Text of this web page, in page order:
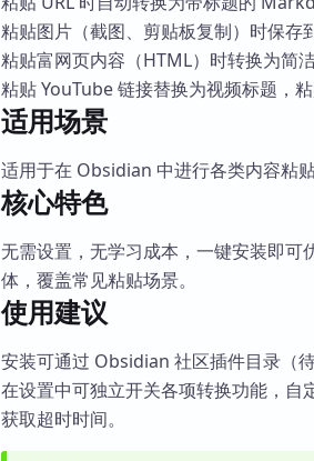
粘贴图片（截图、剪贴板复制）时保存
粘贴富网页内容（HTML）时转换为简
粘贴 YouTube 链接替换为视频标题，
适用场景
适用于在 Obsidian 中进行各类内容粘
核心特色
无需设置，无学习成本，一键安装即可
体，覆盖常见粘贴场景。
使用建议
安装可通过 Obsidian 社区插件目录（
在设置中可独立开关各项转换功能，自
获取超时时间。